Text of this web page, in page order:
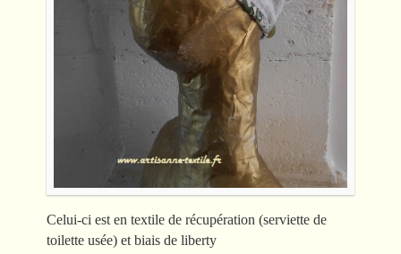
Celui-ci est en textile de récupération (serviette de
toilette usée) et biais de liberty